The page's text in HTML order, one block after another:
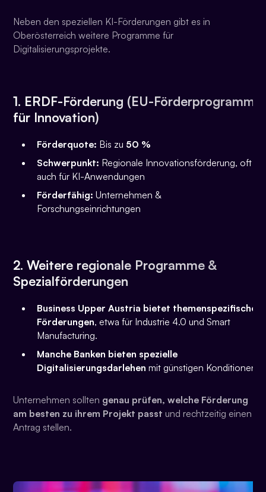
Neben den speziellen KI-Förderungen gibt es in
Oberösterreich weitere Programme für
Digitalisierungsprojekte.
1. ERDF-Förderung (EU-Förderprogramm
für Innovation)
Förderquote: Bis zu 50 %
Schwerpunkt: Regionale Innovationsförderung, oft
auch für KI-Anwendungen
Förderfähig: Unternehmen &
Forschungseinrichtungen
2. Weitere regionale Programme &
Spezialförderungen
Business Upper Austria bietet themenspezifische
Förderungen, etwa für Industrie 4.0 und Smart
Manufacturing.
Manche Banken bieten spezielle
Digitalisierungsdarlehen mit günstigen Konditionen.
Unternehmen sollten genau prüfen, welche Förderung
am besten zu ihrem Projekt passt und rechtzeitig einen
Antrag stellen.